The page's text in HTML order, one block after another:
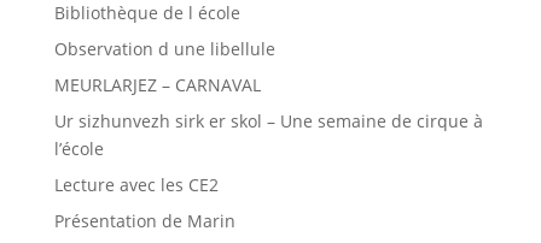
Bibliothèque de l école
Observation d une libellule
MEURLARJEZ – CARNAVAL
Ur sizhunvezh sirk er skol – Une semaine de cirque à
l’école
Lecture avec les CE2
Présentation de Marin